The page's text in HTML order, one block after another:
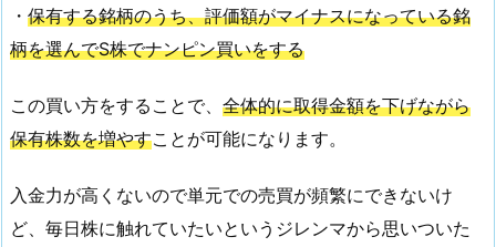
・ 保有する銘柄のうち、評価額がマイナスになっている銘
柄を選んでS株でナンピン買いをする
この買い方をすることで、 全体的に取得金額を下げながら
保有株数を増やすことが可能になります。
入金力が高くないので単元での売買が頻繁にできないけ
ど、毎日株に触れていたいというジレンマから思いついた